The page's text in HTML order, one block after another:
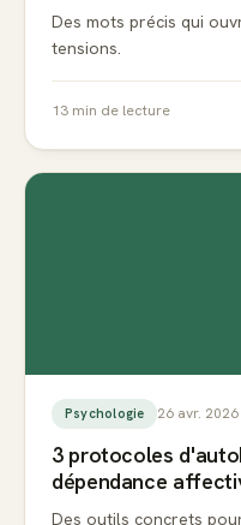
Des mots précis qui
tensions.
13 min de lecture
Psychologie 26 avr. 2026
3 protocoles
dépendance
Des outils concrets